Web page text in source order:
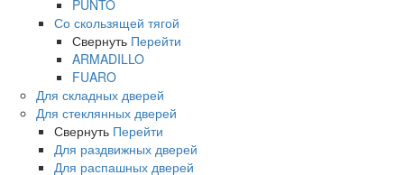
PUNTO
Со скользящей тягой
Свернуть Перейти
ARMADILLO
FUARO
Для складных дверей
Для стеклянных дверей
Свернуть Перейти
Для раздвижных дверей
Для распашных дверей